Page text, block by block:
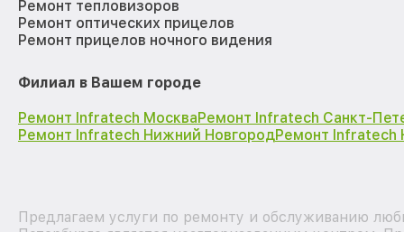
Ремонт тепловизоров
Ремонт оптических прицелов
Ремонт прицелов ночного видения
Филиал в Вашем городе
Ремонт Infratech МоскваРемонт Infratech Санкт-
Ремонт Infratech Нижний НовгородРемонт Infratech
Предлагаем услуги по ремонту и обслуживанию